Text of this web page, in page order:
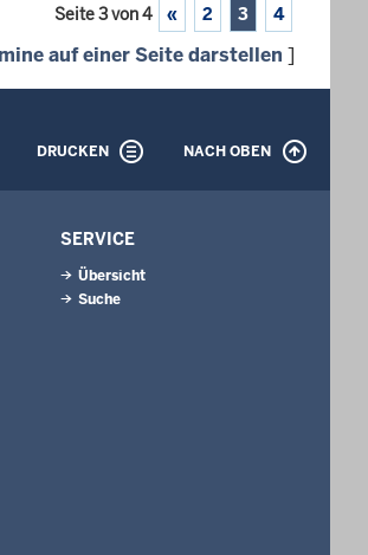
Seite 3 von 4 « 2 3 4
auf einer Seite darstellen ]
DRUCKEN NACH OBEN
SERVICE
Übersicht
Suche